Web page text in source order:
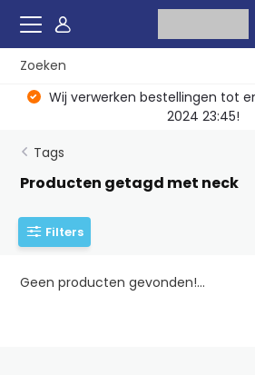
Wij verwerken bestellingen tot
2024 23:45!
Tags
Producten getagd met neck
Filters
Geen producten gevonden!...